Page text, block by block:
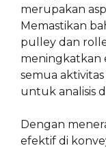
merupakan
Memastikan
pulley dan
meningkatkan
semua
untuk analisis
Dengan
efektif di